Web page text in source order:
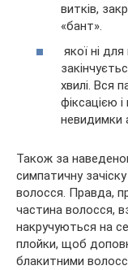
витків,
«бант».
якої ні
хвилі. Вся
фіксацією
невидимки
Також за
симпатичну
волосся. Правда,
частина волосся,
накручуються на
плойки, щоб
блакитними